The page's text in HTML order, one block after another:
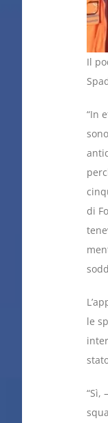
Il
“In
di
le
“Sì,